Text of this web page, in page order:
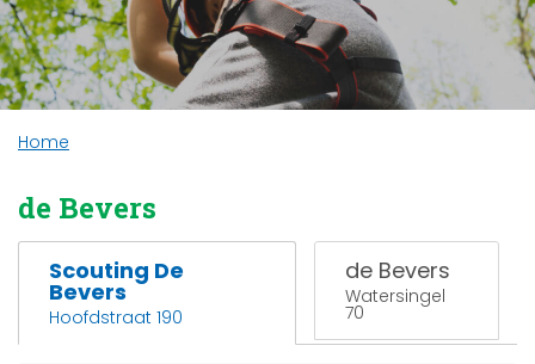
Home
de Bevers
Scouting De
Bevers
Hoofdstraat 190
de Bevers
Watersingel
70